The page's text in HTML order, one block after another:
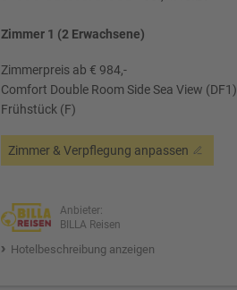
Zimmer 1 (2 Erwachsene)
Zimmerpreis ab € 984,-
Comfort Double Room Side Sea View (DF1)
Frühstück (F)
Zimmer & Verpflegung anpassen
Anbieter:
BILLA Reisen
Hotelbeschreibung anzeigen